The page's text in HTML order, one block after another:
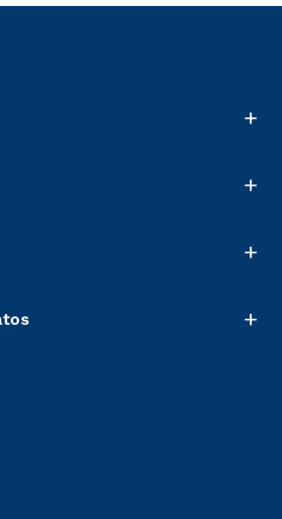
+
+
+
+